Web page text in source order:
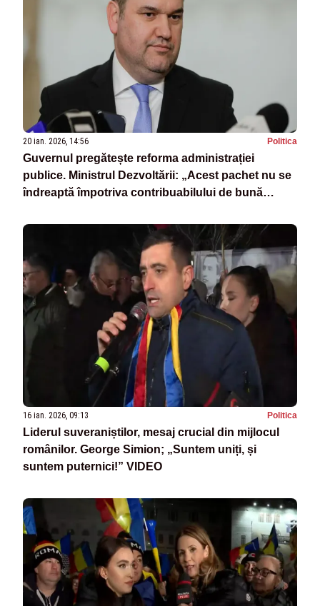
20 ian. 2026, 14:56 Politica
Guvernul pregătește reforma administrației
publice. Ministrul Dezvoltării: „Acest pachet nu se
îndreaptă împotriva contribuabilului de bună
16 ian. 2026, 09:13 Politica
Liderul suveraniștilor, mesaj crucial din mijlocul
românilor. George Simion; „Suntem uniți, și
suntem puternici!” VIDEO